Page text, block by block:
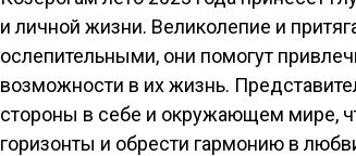
и личной жизни. Великолепие и
ослепительными, они помогут
возможности в их жизнь.
стороны в себе и окружающем мире,
горизонты и обрести гармонию в